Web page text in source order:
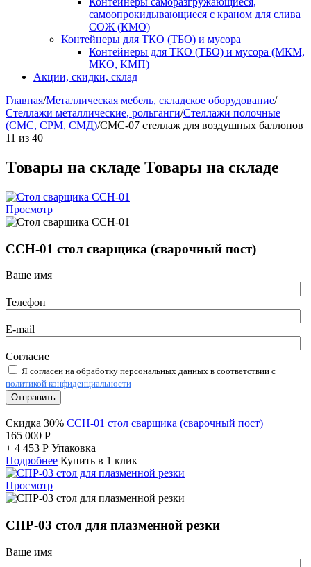
самоопрокидывающиеся с краном для слива
СОЖ (КМО)
Контейнеры для ТКО (ТБО) и мусора
Контейнеры для ТКО (ТБО) и мусора (МКМ,
МКО, КМП)
Акции, скидки, склад
Главная/Металлическая мебель, складское оборудование/
Стеллажи металлические, рольганги/Стеллажи полочные
(СМС, СРМ, СМД)/СМС-07 стеллаж для воздушных баллонов
11 из 40
Товары на складе Товары на складе
Просмотр
ССН-01 стол сварщика (сварочный пост)
Ваше имя
Телефон
E-mail
Согласие
Я согласен на обработку персональных данных в соответствии с
политикой конфиденциальности
Отправить
Скидка 30% ССН-01 стол сварщика (сварочный пост)
165 000 Р
+ 4 453 Р Упаковка
Подробнее Купить в 1 клик
Просмотр
СПР-03 стол для плазменной резки
Ваше имя